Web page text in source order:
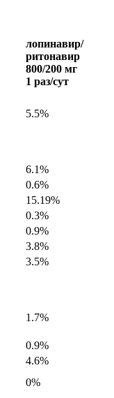
лопинавир/
ритонавир
800/200 мг
1 раз/сут
5.5%
6.1%
0.6%
15.19%
0.3%
0.9%
3.8%
3.5%
1.7%
0.9%
4.6%
0%